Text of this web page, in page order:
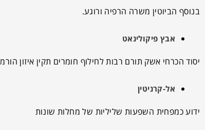
בנוסף הביוטין משרה הרפיה ורוגע.
אבץ פיקולינאט
יסוד הכרחי אשק תורם רבות לחילוף חומרים תקין איזון
אל-קרניטין
ידוע כמפחית השפעות שליליות של מחלות שונות